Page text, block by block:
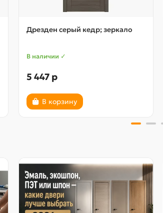
Дрезден серый кедр; зеркало
В наличии ✓
5 447 р
В корзину